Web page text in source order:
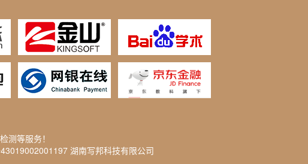
测等服务！
湖南写邦科技有限公司